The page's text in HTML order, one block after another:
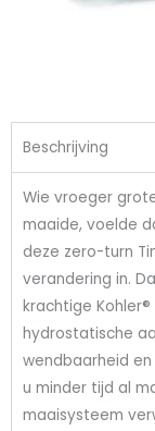
Beschrijving
Wie vroeger
maaide, voelde
deze zero-turn
verandering in.
krachtige
hydrostatische
wendbaarheid
u minder tijd al
maaisysteem